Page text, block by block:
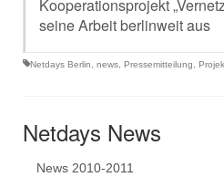
Kooperationsprojekt
seine Arbeit berlinweit aus
Netdays Berlin news Pressemitteilung
Netdays News
News 2010-2011